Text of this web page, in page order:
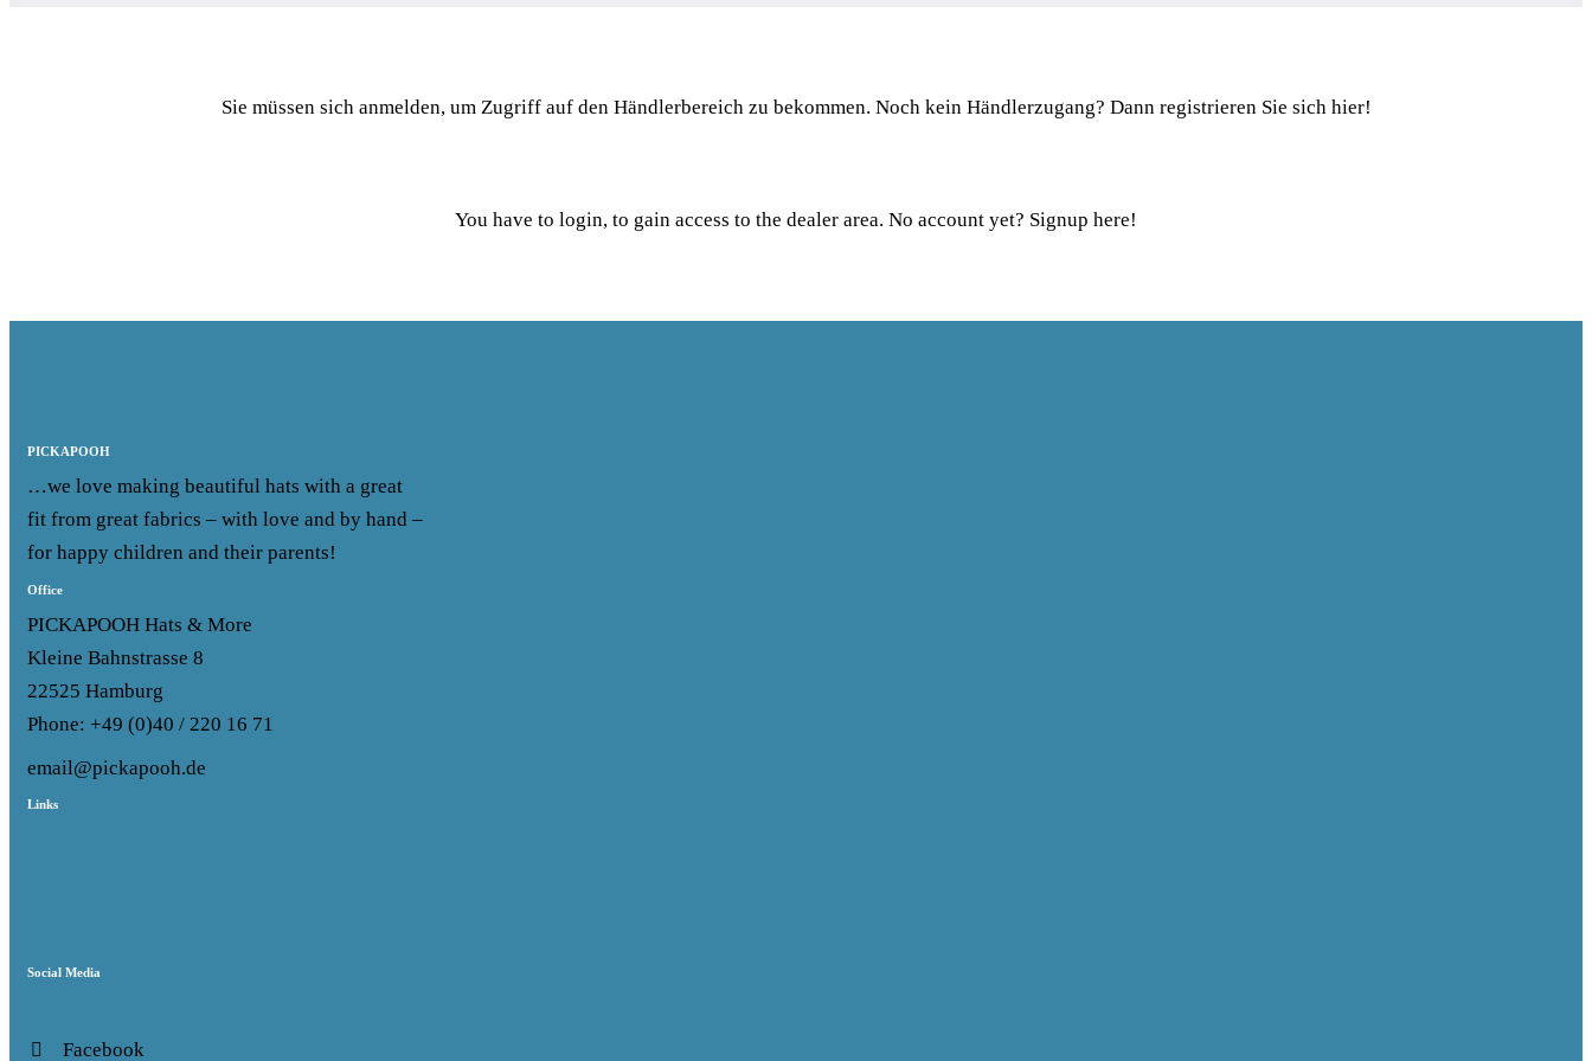
Sie müssen sich anmelden, um Zugriff auf den Händlerbereich zu bekommen. Noch kein Händlerzugang? Dann registrieren Sie sich hier!
You have to login, to gain access to the dealer area. No account yet? Signup here!
PICKAPOOH
…we love making beautiful hats with a great
fit from great fabrics – with love and by hand –
for happy children and their parents!
Office
PICKAPOOH Hats & More
Kleine Bahnstrasse 8
22525 Hamburg
Phone: +49 (0)40 / 220 16 71
email@pickapooh.de
Links
Social Media
Facebook